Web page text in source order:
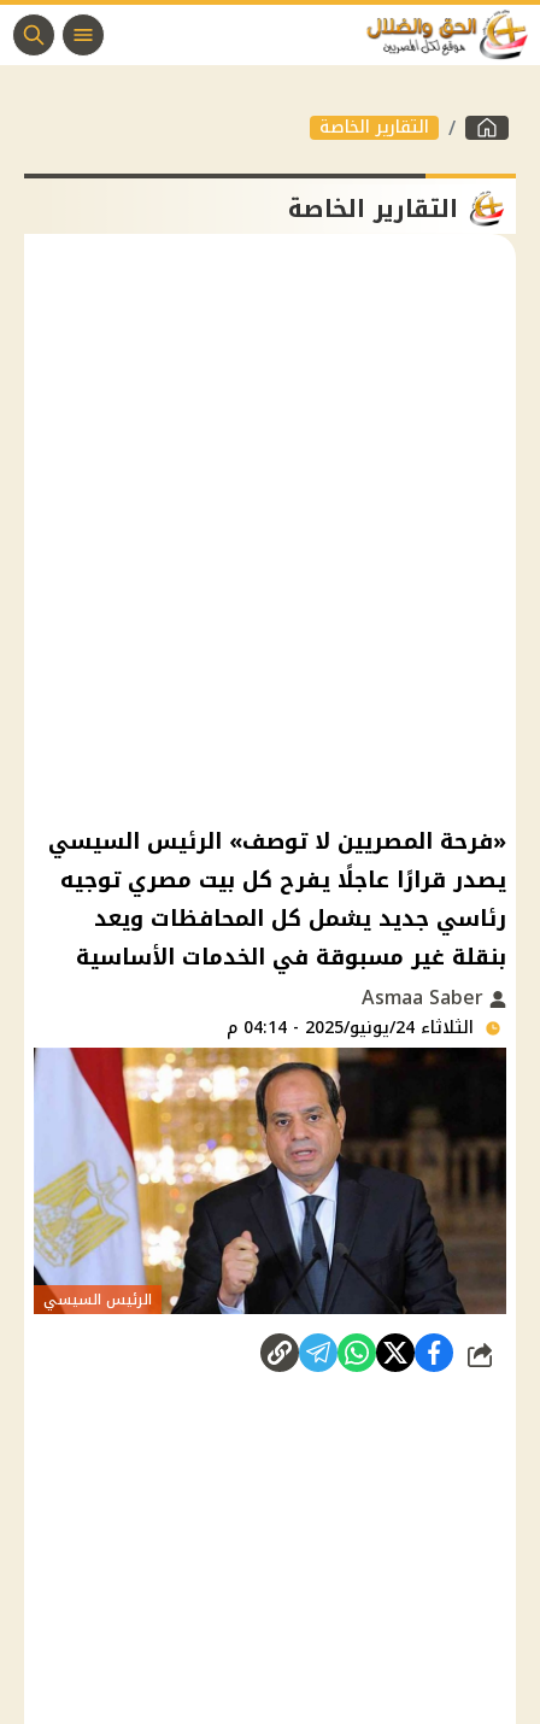
التقارير الخاصة
التقارير الخاصة
«فرحة المصريين لا توصف» الرئيس السيسي
يصدر قرارًا عاجلًا يفرح كل بيت مصري توجيه
رئاسي جديد يشمل كل المحافظات ويعد
بنقلة غير مسبوقة في الخدمات الأساسية
الثلاثاء 24/يونيو/2025 - 04:14 م
الرئيس السيسي
شارك